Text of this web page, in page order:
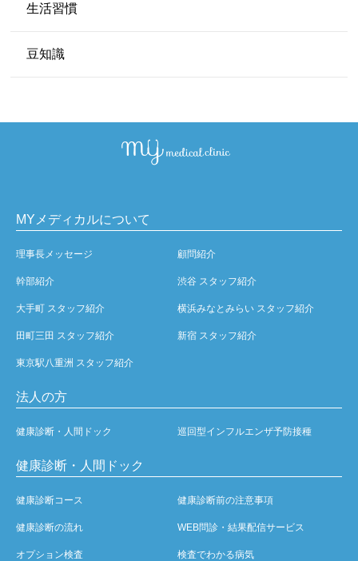
生活習慣
豆知識
MYメディカルについて
理事長メッセージ 顧問紹介
幹部紹介 渋谷 スタッフ紹介
大手町 スタッフ紹介 横浜みなとみらい スタッフ紹介
田町三田 スタッフ紹介 新宿 スタッフ紹介
東京駅八重洲 スタッフ紹介
法人の方
健康診断・人間ドック 巡回型インフルエンザ予防接種
健康診断・人間ドック
健康診断コース 健康診断前の注意事項
健康診断の流れ WEB問診・結果配信サービス
オプション検査 検査でわかる病気